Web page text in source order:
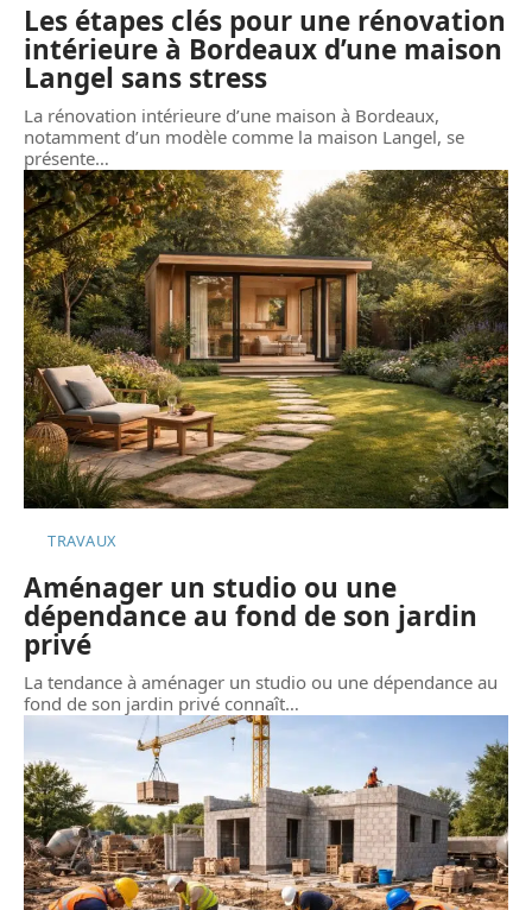
Les étapes clés pour une rénovation
intérieure à Bordeaux d’une maison
Langel sans stress
La rénovation intérieure d’une maison à Bordeaux,
notamment d’un modèle comme la maison Langel, se
présente…
TRAVAUX
Aménager un studio ou une
dépendance au fond de son jardin
privé
La tendance à aménager un studio ou une dépendance au
fond de son jardin privé connaît…